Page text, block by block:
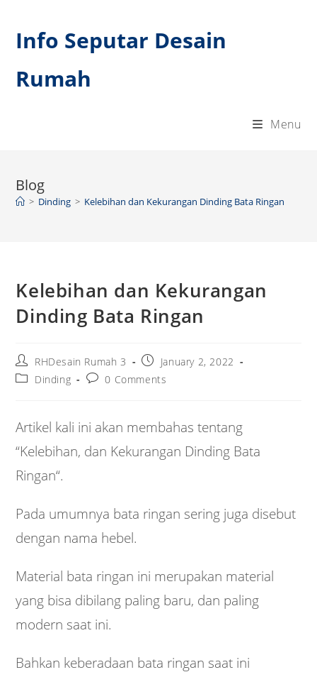
contentInfo Seputar Desain
Rumah
Menu
Blog
> Dinding > Kelebihan dan Kekurangan Dinding Bata Ringan
Kelebihan dan Kekurangan
Dinding Bata Ringan
Post
author:
RHDesain Rumah 3
Post
published:
January 2, 2022
PostDinding
Post0 Comments
Artikel kali ini akan membahas tentang
“Kelebihan, dan Kekurangan Dinding Bata
Ringan“.
Pada umumnya bata ringan sering juga disebut
dengan nama hebel.
Material bata ringan ini merupakan material
yang bisa dibilang paling baru, dan paling
modern saat ini.
Bahkan keberadaan bata ringan saat ini